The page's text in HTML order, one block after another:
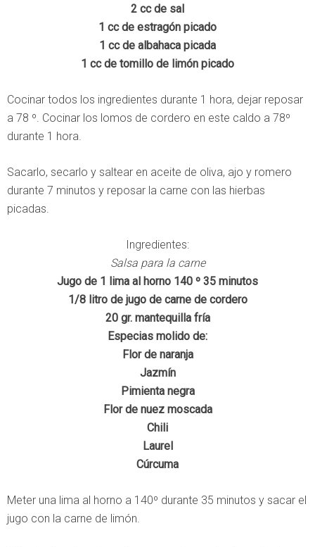
2 cc de sal
1 cc de estragón picado
1 cc de albahaca picada
1 cc de tomillo de limón picado
Cocinar todos los ingredientes durante 1 hora, dejar reposar
a 78 º. Cocinar los lomos de cordero en este caldo a 78º
durante 1 hora.
Sacarlo, secarlo y saltear en aceite de oliva, ajo y romero
durante 7 minutos y reposar la carne con las hierbas
picadas.
Ingredientes:
Salsa para la carne
Jugo de 1 lima al horno 140 º 35 minutos
1/8 litro de jugo de carne de cordero
20 gr. mantequilla fría
Especias molido de:
Flor de naranja
Jazmín
Pimienta negra
Flor de nuez moscada
Chili
Laurel
Cúrcuma
Meter una lima al horno a 140º durante 35 minutos y sacar el
jugo con la carne de limón.